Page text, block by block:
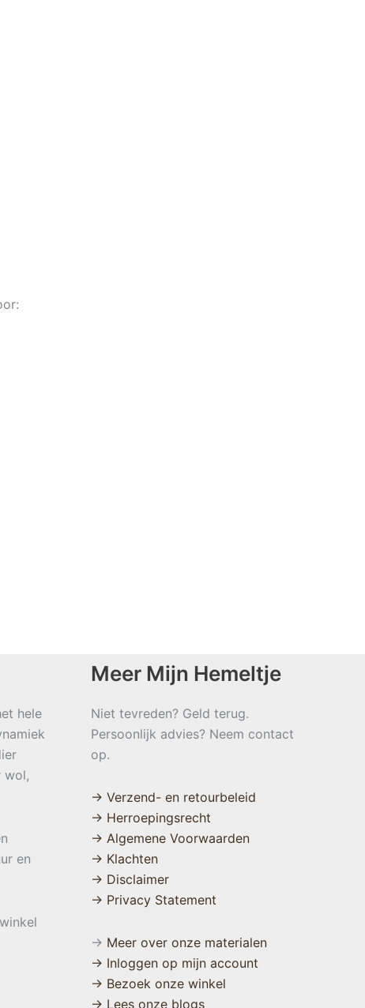
hele
wol,
en
Meer Mijn Hemeltje
Niet tevreden? Geld terug.
Persoonlijk advies? Neem contact
op.
→ Verzend- en retourbeleid
→ Herroepingsrecht
→ Algemene Voorwaarden
→ Klachten
→ Disclaimer
→ Privacy Statement
→ Meer over onze materialen
→ Inloggen op mijn account
→ Bezoek onze winkel
→ Lees onze blogs